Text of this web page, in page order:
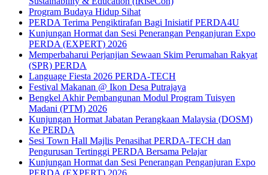
Program Budaya Hidup Sihat
PERDA Terima Pengiktirafan Bagi Inisiatif PERDA4U
Kunjungan Hormat dan Sesi Penerangan Penganjuran Expo
PERDA (EXPERT) 2026
Memperbaharui Perjanjian Sewaan Skim Perumahan Rakyat
(SPR) PERDA
Language Fiesta 2026 PERDA-TECH
Festival Makanan @ Ikon Desa Putrajaya
Bengkel Akhir Pembangunan Modul Program Tuisyen
Madani (PTM) 2026
Kunjungan Hormat Jabatan Perangkaan Malaysia (DOSM)
Ke PERDA
Sesi Town Hall Majlis Penasihat PERDA-TECH dan
Pengurusan Tertinggi PERDA Bersama Pelajar
Kunjungan Hormat dan Sesi Penerangan Penganjuran Expo